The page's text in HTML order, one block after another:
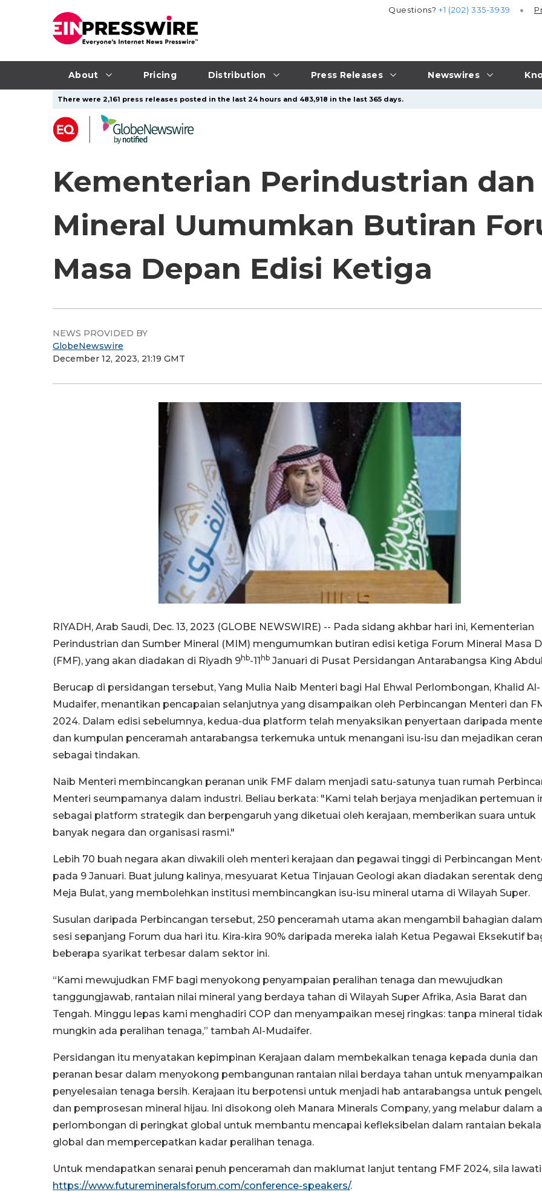
About Pricing Distribution Press Releases Newswires
Questions?+1 (202) 335-3939
There were 2,161 press releases posted in the last 24 hours and 483,918 in the last 365 days.
Kementerian Perindustrian dan
Mineral Uumumkan Butiran
Masa Depan Edisi Ketiga
NEWS PROVIDED BY
GlobeNewswire
December 12, 2023, 21:19 GMT
RIYADH, Arab Saudi, Dec. 13, 2023 (GLOBE NEWSWIRE) -- Pada sidang akhbar hari ini, Kementerian
Perindustrian dan Sumber Mineral (MIM) mengumumkan butiran edisi ketiga Forum Mineral Masa
(FMF), yang akan diadakan di Riyadh 9hb-11 hb Januari di Pusat Persidangan Antarabangsa King
Berucap di persidangan tersebut, Yang Mulia Naib Menteri bagi Hal Ehwal Perlombongan, Khalid Al-
Mudaifer, menantikan pencapaian selanjutnya yang disampaikan oleh Perbincangan Menteri dan
2024. Dalam edisi sebelumnya, kedua-dua platform telah menyaksikan penyertaan daripada
dan kumpulan penceramah antarabangsa terkemuka untuk menangani isu-isu dan mejadikan
sebagai tindakan.
Naib Menteri membincangkan peranan unik FMF dalam menjadi satu-satunya tuan rumah
Menteri seumpamanya dalam industri. Beliau berkata: "Kami telah berjaya menjadikan pertemuan
sebagai platform strategik dan berpengaruh yang diketuai oleh kerajaan, memberikan suara untuk
banyak negara dan organisasi rasmi."
Lebih 70 buah negara akan diwakili oleh menteri kerajaan dan pegawai tinggi di Perbincangan
pada 9 Januari. Buat julung kalinya, mesyuarat Ketua Tinjauan Geologi akan diadakan serentak
Meja Bulat, yang membolehkan institusi membincangkan isu-isu mineral utama di Wilayah Super.
Susulan daripada Perbincangan tersebut, 250 penceramah utama akan mengambil bahagian
sesi sepanjang Forum dua hari itu. Kira-kira 90% daripada mereka ialah Ketua Pegawai Eksekutif
beberapa syarikat terbesar dalam sektor ini.
“Kami mewujudkan FMF bagi menyokong penyampaian peralihan tenaga dan mewujudkan
tanggungjawab, rantaian nilai mineral yang berdaya tahan di Wilayah Super Afrika, Asia Barat dan
Tengah. Minggu lepas kami menghadiri COP dan menyampaikan mesej ringkas: tanpa mineral
mungkin ada peralihan tenaga,” tambah Al-Mudaifer.
Persidangan itu menyatakan kepimpinan Kerajaan dalam membekalkan tenaga kepada dunia dan
peranan besar dalam menyokong pembangunan rantaian nilai berdaya tahan untuk menyampaikan
penyelesaian tenaga bersih. Kerajaan itu berpotensi untuk menjadi hab antarabangsa untuk
dan pemprosesan mineral hijau. Ini disokong oleh Manara Minerals Company, yang melabur dalam
perlombongan di peringkat global untuk membantu mencapai kefleksibelan dalam rantaian
global dan mempercepatkan kadar peralihan tenaga.
Untuk mendapatkan senarai penuh penceramah dan maklumat lanjut tentang FMF 2024, sila lawati
https://www.futuremineralsforum.com/conference-speakers/.